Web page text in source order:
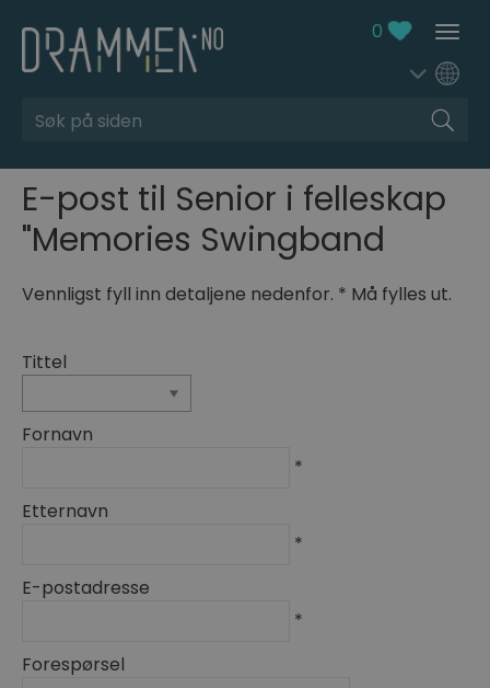
0
Søk
E-post til Senior i felleskap
"Memories Swingband
Vennligst fyll inn detaljene nedenfor. * Må fylles ut.
Tittel
Fornavn
*
Etternavn
*
E-postadresse
*
Forespørsel